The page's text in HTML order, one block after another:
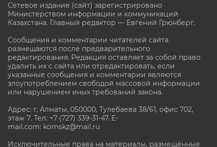
Сетевое издание (сайт) зарегистрировано
Министерством информации и коммуникаций
Казахстана. Главный редактор — Евгений Грюнберг.
Сообщения и комментарии читателей сайта
размещаются после предварительного
редактирования. Редакция оставляет за собой право
удалить их с сайта или отредактировать, если
указанные сообщения и комментарии являются
злоупотреблением свободой массовой информации
или нарушением иных требований закона.
Адрес: г. Алматы, 050000, Тулебаева 38/61, офис 702,
этаж 7. Тел: +7 (727) 339-31-47. E-
mail.com: komskz@mail.ru
Исключительные права на материалы, размещённые